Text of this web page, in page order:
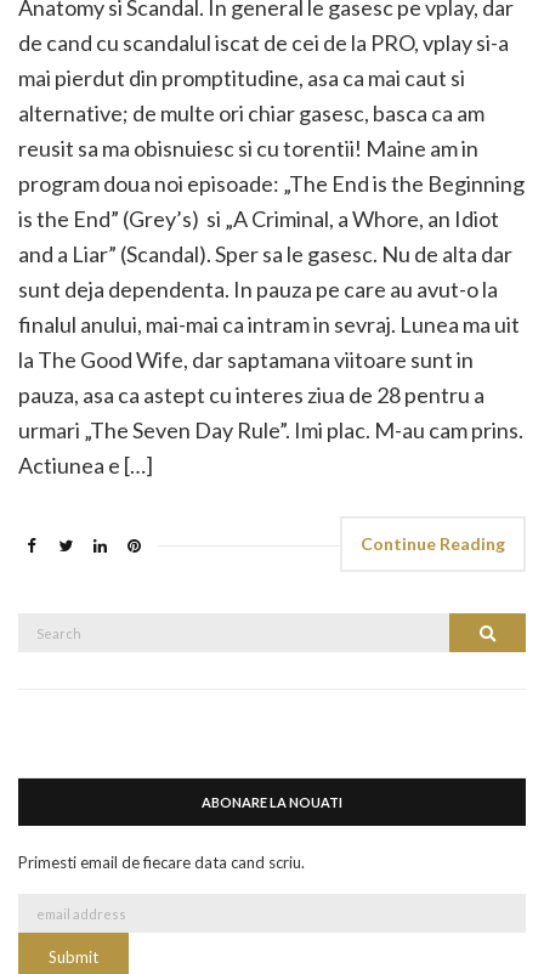
Anatomy si Scandal. In general le gasesc pe vplay, dar
de cand cu scandalul iscat de cei de la PRO, vplay si-a
mai pierdut din promptitudine, asa ca mai caut si
alternative; de multe ori chiar gasesc, basca ca am
reusit sa ma obisnuiesc si cu torentii! Maine am in
program doua noi episoade: „The End is the Beginning
is the End” (Grey’s) si „A Criminal, a Whore, an Idiot
and a Liar” (Scandal). Sper sa le gasesc. Nu de alta dar
sunt deja dependenta. In pauza pe care au avut-o la
finalul anului, mai-mai ca intram in sevraj. Lunea ma uit
la The Good Wife, dar saptamana viitoare sunt in
pauza, asa ca astept cu interes ziua de 28 pentru a
urmari „The Seven Day Rule”. Imi plac. M-au cam prins.
Actiunea e […]
Continue Reading
Search
ABONARE LA NOUATI
Primesti email de fiecare data cand scriu.